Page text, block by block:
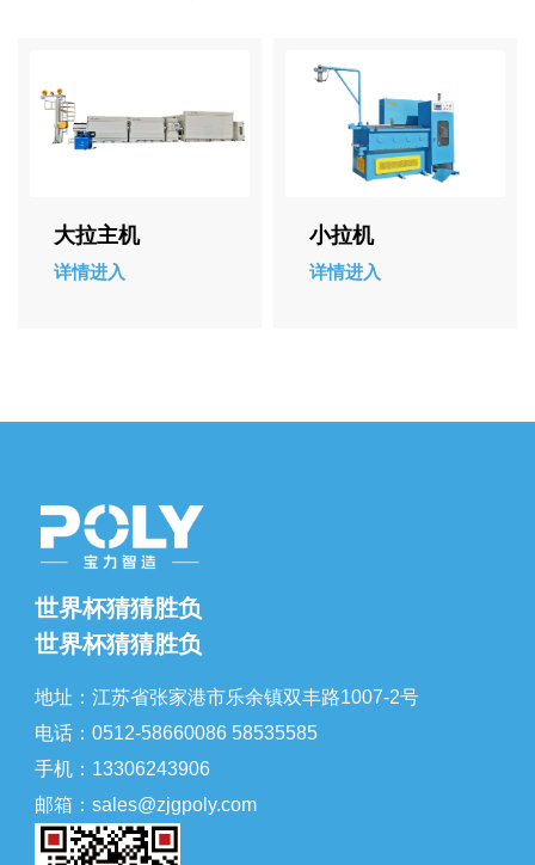
小拉机
详情进入
小拉连退机组
详情进入
世界杯猜猜胜负
世界杯猜猜胜负
地址：江苏省张家港市乐余镇双丰路1007-2号
电话：0512-58660086 58535585
手机：13306243906
邮箱：sales@zjgpoly.com